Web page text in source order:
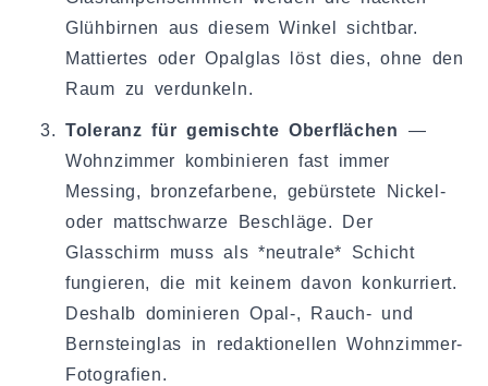
Glühbirnen aus diesem Winkel sichtbar.
Mattiertes oder Opalglas löst dies, ohne den
Raum zu verdunkeln.
Toleranz für gemischte Oberflächen
—
Wohnzimmer kombinieren fast immer
Messing, bronzefarbene, gebürstete Nickel-
oder mattschwarze Beschläge. Der
Glasschirm muss als *neutrale* Schicht
fungieren, die mit keinem davon konkurriert.
Deshalb dominieren Opal-, Rauch- und
Bernsteinglas in redaktionellen Wohnzimmer-
Fotografien.